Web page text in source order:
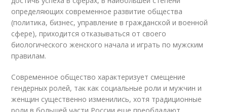
определяющих современное развитие общества
(политика, бизнес, управление в гражданской и военной
сфере), приходится отказываться от своего
биологического женского начала и играть по мужским
правилам.
Современное общество характеризует смещение
гендерных ролей, так как социальные роли и мужчин и
женщин существенно изменились, хотя традиционные